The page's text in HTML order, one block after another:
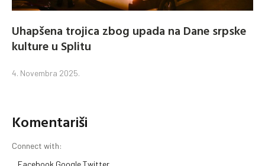
Uhapšena trojica zbog upada na Dane srpske
kulture u Splitu
4. Novembra 2025.
Komentariši
Connect with: